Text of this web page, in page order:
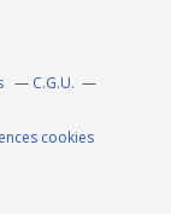
C.G.U.
cookies